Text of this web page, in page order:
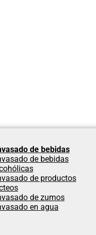
de bebidas
de bebidas
de productos
de zumos
en agua